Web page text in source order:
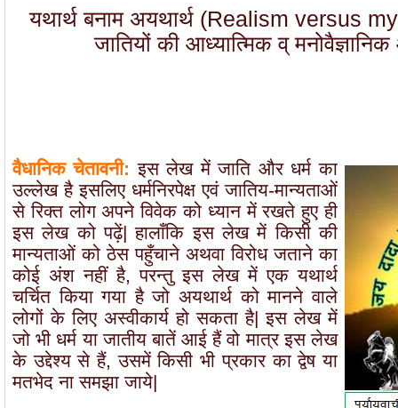
यथार्थ बनाम अयथार्थ (Realism versus
जातियों की आध्यात्मिक व्
वैधानिक चेतावनी: इस लेख में जाति और धर्म का
उल्लेख है इसलिए धर्मनिरपेक्ष एवं जातिय-मान्यताओं
से रिक्त लोग अपने विवेक को ध्यान में रखते हुए ही
इस लेख को पढ़ें| हालाँकि इस लेख में किसी की
मान्यताओं को ठेस पहुँचाने अथवा विरोध जताने का
कोई अंश नहीं है, परन्तु इस लेख में एक यथार्थ
चर्चित किया गया है जो अयथार्थ को मानने वाले
लोगों के लिए अस्वीकार्य हो सकता है| इस लेख में
जो भी धर्म या जातीय बातें आई हैं वो मात्र इस लेख
के उद्देश्य से हैं, उसमें किसी भी प्रकार का द्वेष या
मतभेद ना समझा जाये|